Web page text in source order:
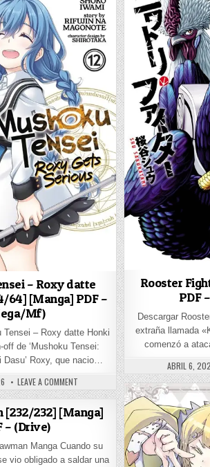
– Roxy datte
64] [Manga] PDF –
Mf)
Tensei – Roxy datte Honki
de ‘Mushoku Tensei:
Roxy, que nacio…
LEAVE A COMMENTON MUSHOKU TENSEI – ROXY DATTE
Rooster
PDF
Descargar
extraña llamada
comenzó a
PUBLISHED
ABRIL 6,
[232/232] [Manga]
– (Drive)
Manga Cuando su
vio obligado a saldar una